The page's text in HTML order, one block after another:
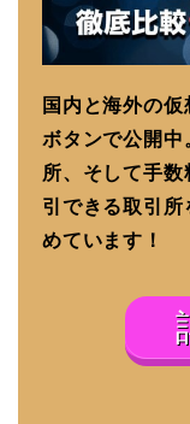
国内と海外の
ボタンで公開中
所、そして手
引できる取引所
めています！